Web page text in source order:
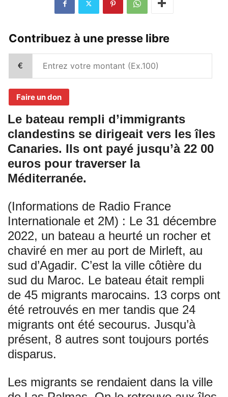
Contribuez à une presse libre
€
Faire un don
Le bateau rempli d’immigrants
clandestins se dirigeait vers les îles
Canaries. Ils ont payé jusqu’à 22 00
euros pour traverser la
Méditerranée.
(Informations de Radio France
Internationale et 2M) : Le 31 décembre
2022, un bateau a heurté un rocher et
chaviré en mer au port de Mirleft, au
sud d’Agadir. C’est la ville côtière du
sud du Maroc. Le bateau était rempli
de 45 migrants marocains. 13 corps ont
été retrouvés en mer tandis que 24
migrants ont été secourus. Jusqu’à
présent, 8 autres sont toujours portés
disparus.
Les migrants se rendaient dans la ville